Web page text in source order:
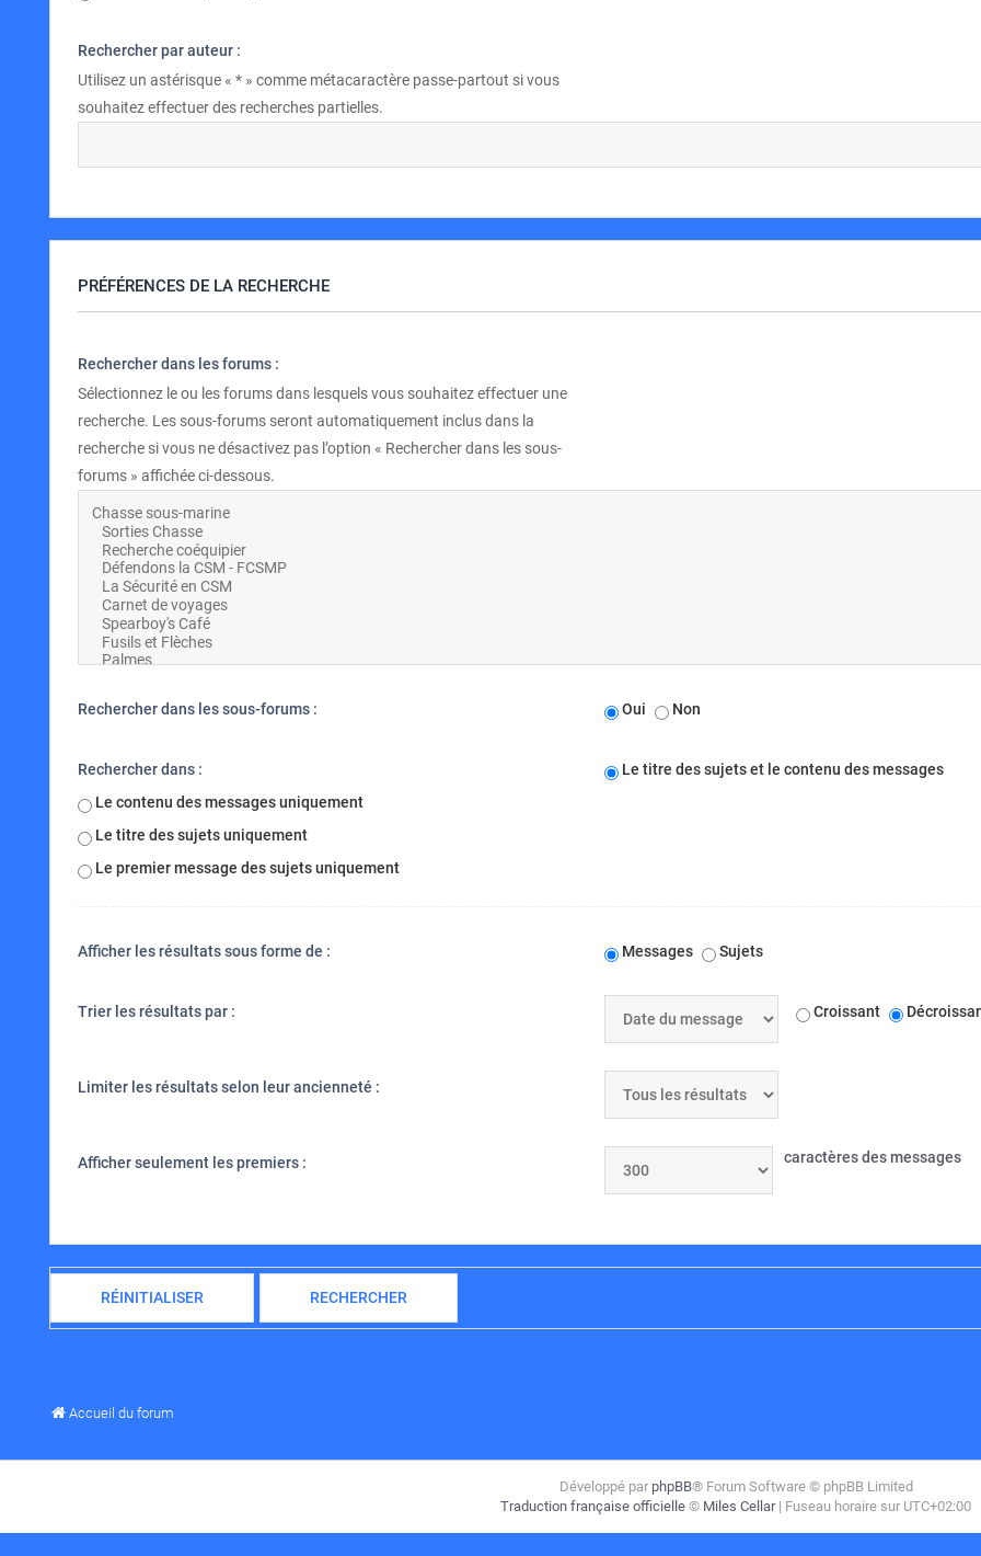
Rechercher par auteur :
Utilisez un astérisque « * » comme métacaractère passe-partout si vous
souhaitez effectuer des recherches partielles.
PRÉFÉRENCES DE LA RECHERCHE
Rechercher dans les forums :
Sélectionnez le ou les forums dans lesquels vous souhaitez effectuer une
recherche. Les sous-forums seront automatiquement inclus dans la
recherche si vous ne désactivez pas l’option « Rechercher dans les sous-
forums » affichée ci-dessous.
Rechercher dans les sous-forums : Oui Non
Rechercher dans :
Le titre des sujets et le contenu des messages
Le contenu des messages uniquement
Le titre des sujets uniquement
Le premier message des sujets uniquement
Afficher les résultats sous forme de : Messages Sujets
Trier les résultats par : Croissant
Limiter les résultats selon leur ancienneté :
Afficher seulement les premiers : caractères des messages
Accueil du forum
Développé par phpBB® Forum Software © phpBB Limited
Traduction française officielle © Miles Cellar | Fuseau horaire sur UTC+02:00